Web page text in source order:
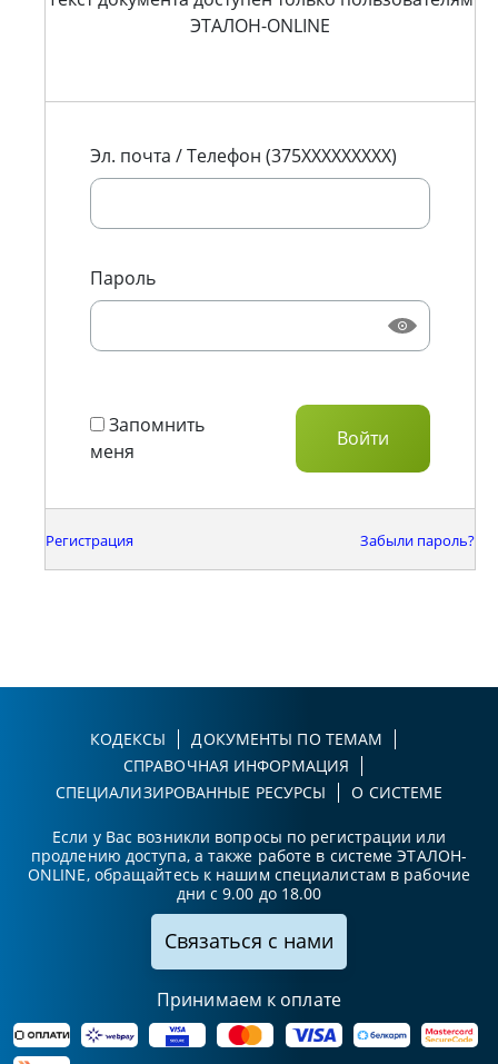
ЭТАЛОН-ONLINE
Эл. почта / Телефон (375XXXXXXXXX)
Пароль
Запомнить
меня
Регистрация Забыли пароль?
КОДЕКСЫ
ДОКУМЕНТЫ ПО ТЕМАМ
СПРАВОЧНАЯ ИНФОРМАЦИЯ
СПЕЦИАЛИЗИРОВАННЫЕ РЕСУРСЫ
О СИСТЕМЕ
Если у Вас возникли вопросы по регистрации или
продлению доступа, а также работе в системе ЭТАЛОН-
ONLINE, обращайтесь к нашим специалистам в рабочие
дни с 9.00 до 18.00
Связаться с нами
Принимаем к оплате